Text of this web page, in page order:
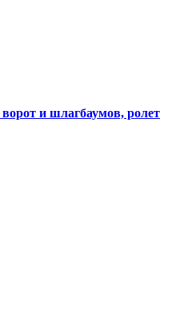
и шлагбаумов, ролет